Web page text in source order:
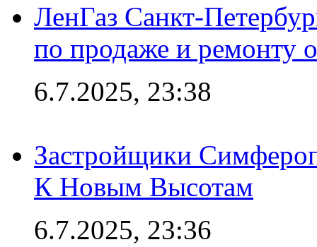
ЛенГаз Санкт-
по продаже и ремонту
6.7.2025, 23:38
Застройщики
К Новым Высотам
6.7.2025, 23:36